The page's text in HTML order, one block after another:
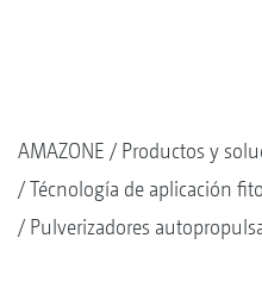
AMAZONE
Productos y
Técnología de aplicación
Pulverizadores